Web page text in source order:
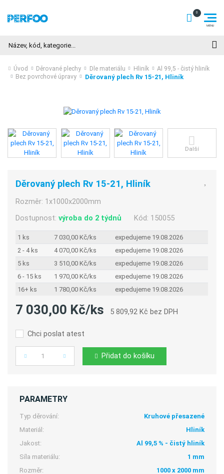
Úvod Děrované plechy Dle materiálu Hliník
Al 99,5 - čistý hliník
Bez povrchové úpravy
Děrovaný plech Rv 15-21, Hliník
Další
Děrovaný plech Rv 15-21, Hliník
Rozměr: 1x1000x2000mm
Dostupnost:výroba do 2 týdnů Kód: 150055
1 ks 7 030,00 Kč/ks
expedujeme 19.08.2026
2 - 4 ks
4 070,00 Kč/ks
expedujeme 19.08.2026
5 ks
3 510,00 Kč/ks
expedujeme 19.08.2026
6 - 15 ks
1 970,00 Kč/ks
expedujeme 19.08.2026
16+ ks
1 780,00 Kč/ks expedujeme 19.08.2026
7 030,00 Kč/ks 5 809,92 Kč bez DPH
Chci poslat atest
Počet Přidat do košíku
PARAMETRY
Typ děrování:
Kruhové přesazené
Materiál:
Hliník
Jakost:
Al 99,5 % - čistý hliník
Síla materiálu:
1 mm
Rozměr:
1000 x 2000 mm